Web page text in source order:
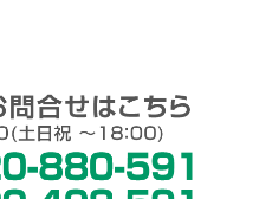
次】
講座」受講生募集中！＜
＞